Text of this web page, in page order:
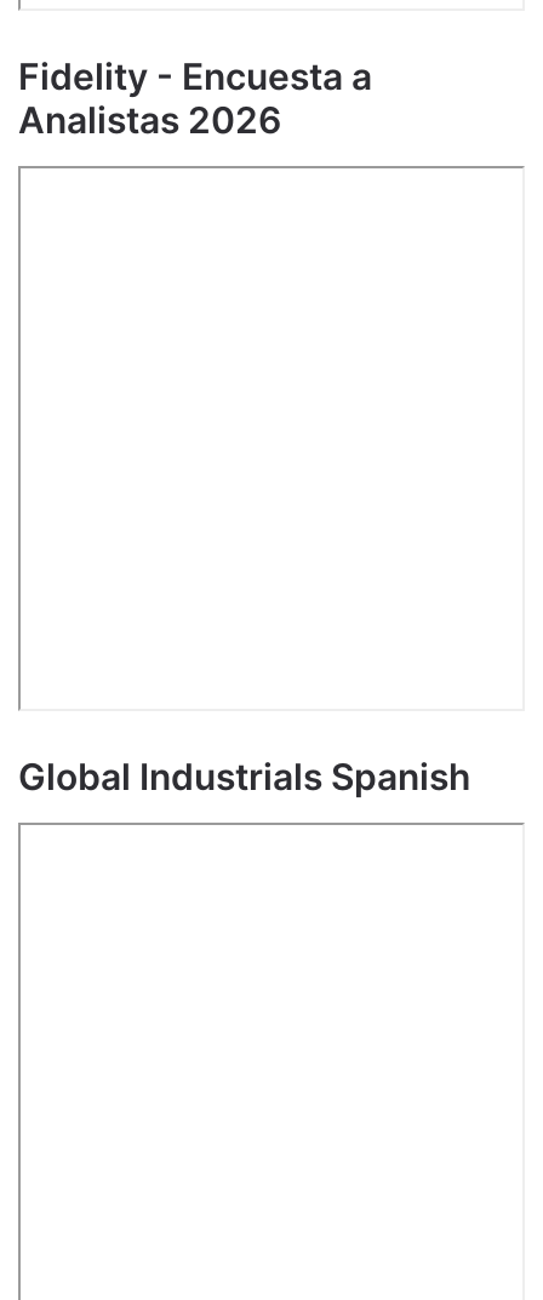
Fidelity - Encuesta a
Analistas 2026
Global Industrials Spanish